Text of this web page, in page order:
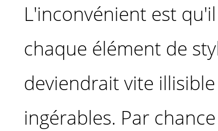
L'inconvénient est
chaque élément de
deviendrait vite
ingérables. Par